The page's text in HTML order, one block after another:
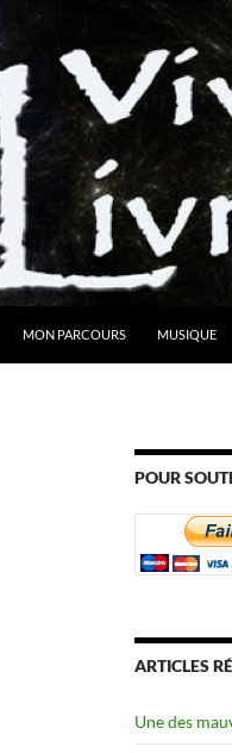
MON PARCOURS MUSIQUE
POUR
ARTICLES
Une des